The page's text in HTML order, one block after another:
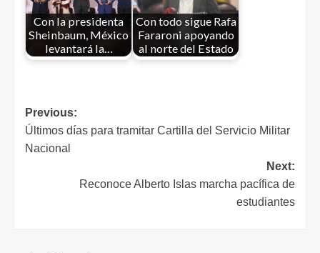
Con la presidenta
Sheinbaum, México
levantará la…
Con todo sigue Rafa
Fararoni apoyando
al norte del Estado
Previous:
Últimos días para tramitar Cartilla del Servicio Militar
Nacional
Next:
Reconoce Alberto Islas marcha pacífica de
estudiantes